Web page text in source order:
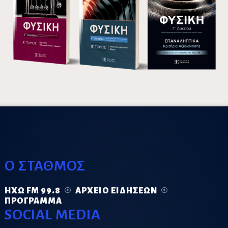
Ο ΣΤΑΘΜΟΣ
ΗΧΏ FM 99.8
ΑΡΧΕΊΟ ΕΙΔΉΣΕΩΝ
ΠΡΌΓΡΑΜΜΑ
SOCIAL MEDIA